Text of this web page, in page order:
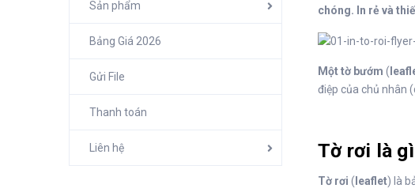
chóng. In rẻ và
Một tờ bướm (
điệp của chủ nhân
Tờ rơi là gì
Tờ rơi ( leaflet) là
Sản phẩm
Bảng Giá 2026
Gửi File
Thanh toán
Liên hệ